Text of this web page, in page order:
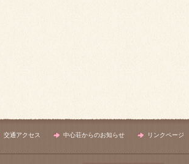
交通アクセス 中心荘からのお知らせ リンクページ